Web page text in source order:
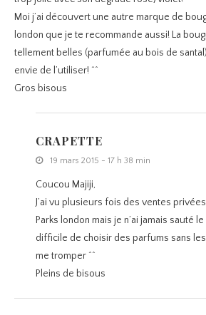
Moi j’ai découvert une autre marque de
london que je te recommande aussi! La
tellement belles (parfumée au bois de
envie de l’utiliser! ^^
Gros bisous
CRAPETTE
19 mars 2015 - 17 h 38 min
Coucou Majiji,
J’ai vu plusieurs fois des ventes
Parks london mais je n’ai jamais sauté
difficile de choisir des parfums sans
me tromper ^^
Pleins de bisous